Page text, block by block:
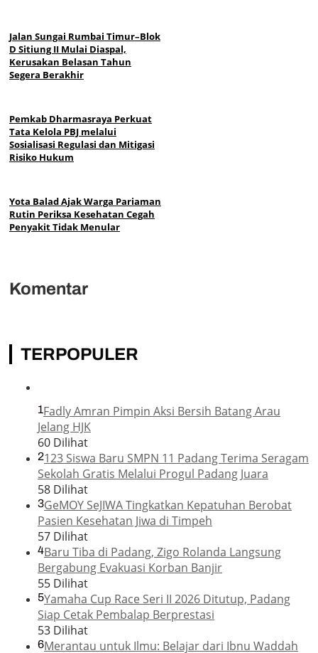
Jalan Sungai Rumbai Timur–Blok
D Sitiung II Mulai Diaspal,
Kerusakan Belasan Tahun
Segera Berakhir
Pemkab Dharmasraya Perkuat
Tata Kelola PBJ melalui
Sosialisasi Regulasi dan Mitigasi
Risiko Hukum
Yota Balad Ajak Warga Pariaman
Rutin Periksa Kesehatan Cegah
Penyakit Tidak Menular
Komentar
TERPOPULER
1Fadly Amran Pimpin Aksi Bersih Batang Arau
Jelang HJK
60 Dilihat
2123 Siswa Baru SMPN 11 Padang Terima Seragam
Sekolah Gratis Melalui Progul Padang Juara
58 Dilihat
3GeMOY SeJIWA Tingkatkan Kepatuhan Berobat
Pasien Kesehatan Jiwa di Timpeh
57 Dilihat
4Baru Tiba di Padang, Zigo Rolanda Langsung
Bergabung Evakuasi Korban Banjir
55 Dilihat
5Yamaha Cup Race Seri II 2026 Ditutup, Padang
Siap Cetak Pembalap Berprestasi
53 Dilihat
6Merantau untuk Ilmu: Belajar dari Ibnu Waddah